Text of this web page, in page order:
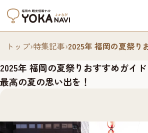
トップ›特集記事›2025年 福岡の夏祭り
2025年 福岡の夏祭りおすすめガイ
最高の夏の思い出を！